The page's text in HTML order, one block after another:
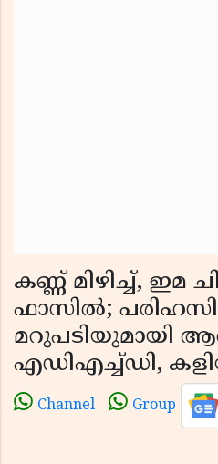
കണ്ണ് മിഴിച്ച്, ഇമ
ഫാസിൽ;
മറുപടിയുമായി
എഡിഎച്ച്ഡി,
Channel Group